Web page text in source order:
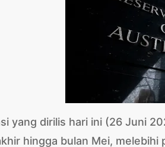
yang dirilis hari ini (26 Juni
hingga bulan Mei,